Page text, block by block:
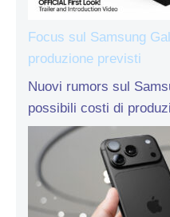
Focus sul Samsung
produzione previsti
Nuovi rumors sul
possibili costi di